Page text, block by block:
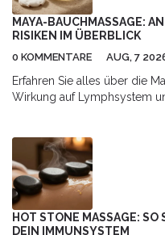
MAYA-BAUCHMASSAGE:
RISIKEN IM ÜBERBLICK
0 KOMMENTARE AUG, 7
Erfahren Sie alles über die
Wirkung auf Lymphsystem
HOT STONE MASSAGE: SO
DEIN IMMUNSYSTEM